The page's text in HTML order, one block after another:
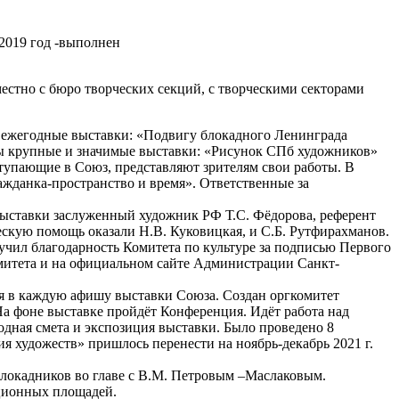
год -выполнен
с бюро творческих секций, с творческими секторами
выставки: «Подвигу блокадного Ленинграда
крупные и значимые выставки: «Рисунок СПб художников»
в Союз, представляют зрителям свои работы. В
пространство и время». Ответственные за
заслуженный художник РФ Т.С. Фёдорова, референт
помощь оказали Н.В. Куковицкая, и С.Б. Рутфирахманов.
благодарность Комитета по культуре за подписью Первого
и на официальном сайте Администрации Санкт-
каждую афишу выставки Союза. Создан оргкомитет
фоне выставке пройдёт Конференция. Идёт работа над
смета и экспозиция выставки. Было проведено 8
пришлось перенести на ноябрь-декабрь 2021 г.
во главе с В.М. Петровым –Маслаковым.
площадей.